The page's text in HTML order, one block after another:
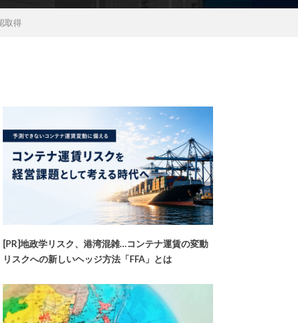
取得
[PR]地政学リスク、港湾混雑…コンテナ運賃の変動
リスクへの新しいヘッジ方法「FFA」とは